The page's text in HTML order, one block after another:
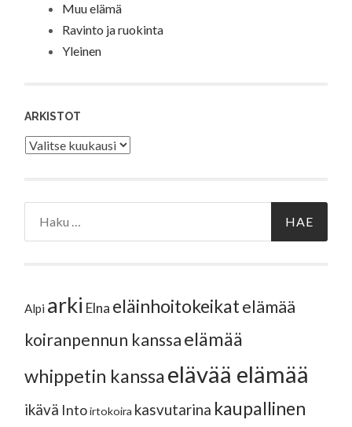
Muu elämä
Ravinto ja ruokinta
Yleinen
ARKISTOT
Arkistot
Alpi arki Elna eläinhoitokeikatelämää
koiranpennun kanssaelämää
whippetin kanssaelävää elämää
ikävä Intoirtokoira kasvutarina kaupallinen